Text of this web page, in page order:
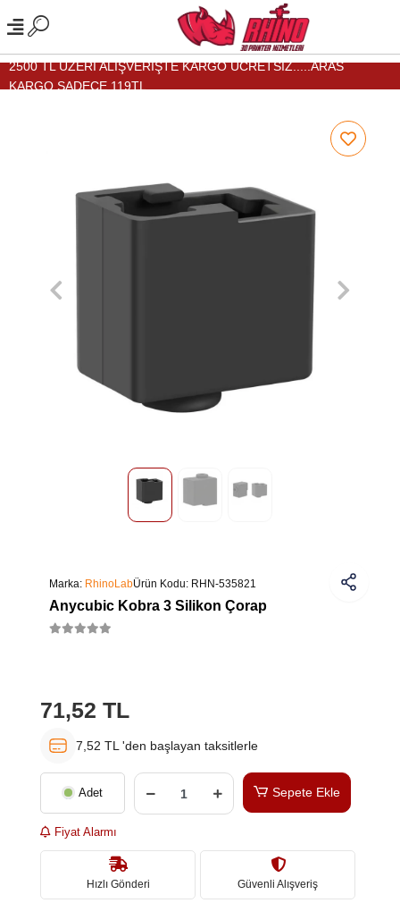
2500 TL ÜZERİ ALIŞVERİŞTE KARGO ÜCRETSİZ.....ARAS
KARGO SADECE 119TL...
Marka: RhinoLabÜrün Kodu: RHN-535821
Anycubic Kobra 3 Silikon Çorap
71,52 TL
7,52 TL 'den başlayan taksitlerle
Adet Sepete Ekle
Fiyat Alarmı
Hızlı Gönderi Güvenli Alışveriş